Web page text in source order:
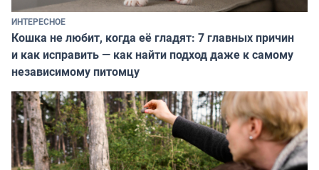
ИНТЕРЕСНОЕ
Кошка не любит, когда её гладят: 7 главных причин
и как исправить — как найти подход даже к самому
независимому питомцу